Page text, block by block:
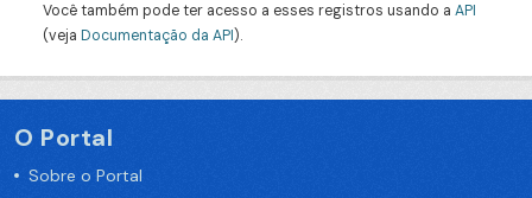
Você também pode ter acesso a esses registros usando a API
(veja Documentação da API).
O Portal
Sobre o Portal